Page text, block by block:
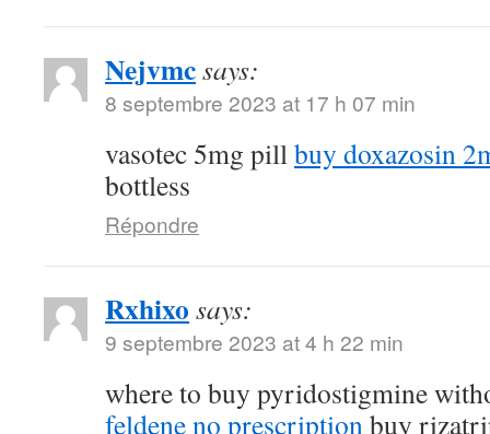
Nejvmcsays:
8 septembre 2023 at 17 h 07 min
vasotec 5mg pillbuy doxazosin
bottless
Répondre
Rxhixo says:
9 septembre 2023 at 4 h 22 min
where to buy pyridostigmine
feldene no prescriptionbuy